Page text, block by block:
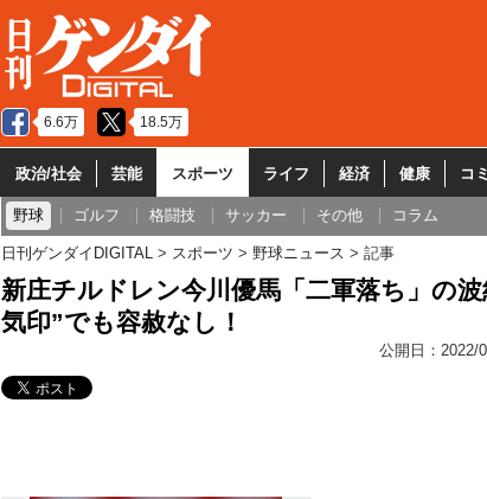
6.6万 18.5万
政治/社会 芸能 スポーツ ライフ 経済 健康 コ
野球 ゴルフ 格闘技 サッカー その他 コラム
日刊ゲンダイDIGITAL スポーツ 野球ニュース 記事
新庄チルドレン今川優馬「二軍落ち」の
気印”でも容赦なし！
公開日： 2022/